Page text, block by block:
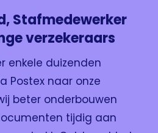
Stafmedewerker
verzekeraars
enkele duizenden
Postex naar onze
beter onderbouwen
tijdig aan